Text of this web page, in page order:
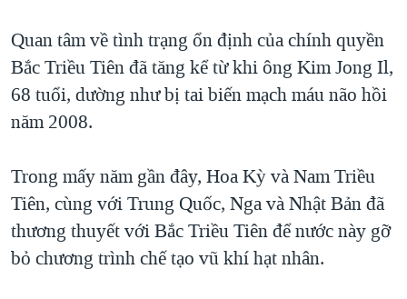
Quan tâm về tình trạng ổn định của chính quyền
Bắc Triều Tiên đã tăng kể từ khi ông Kim Jong Il,
68 tuổi, dường như bị tai biến mạch máu não hồi
năm 2008.
Trong mấy năm gần đây, Hoa Kỳ và Nam Triều
Tiên, cùng với Trung Quốc, Nga và Nhật Bản đã
thương thuyết với Bắc Triều Tiên để nước này gỡ
bỏ chương trình chế tạo vũ khí hạt nhân.